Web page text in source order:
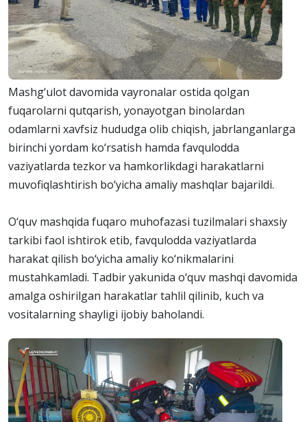
Mashg‘ulot davomida vayronalar ostida qolgan
fuqarolarni qutqarish, yonayotgan binolardan
odamlarni xavfsiz hududga olib chiqish, jabrlanganlarga
birinchi yordam ko‘rsatish hamda favqulodda
vaziyatlarda tezkor va hamkorlikdagi harakatlarni
muvofiqlashtirish bo‘yicha amaliy mashqlar bajarildi.
O‘quv mashqida fuqaro muhofazasi tuzilmalari shaxsiy
tarkibi faol ishtirok etib, favqulodda vaziyatlarda
harakat qilish bo‘yicha amaliy ko‘nikmalarini
mustahkamladi. Tadbir yakunida o‘quv mashqi davomida
amalga oshirilgan harakatlar tahlil qilinib, kuch va
vositalarning shayligi ijobiy baholandi.